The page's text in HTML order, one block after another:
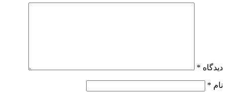
دیدگاه *
نام *